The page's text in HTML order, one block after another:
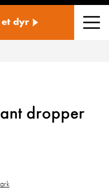
dyr
dropper